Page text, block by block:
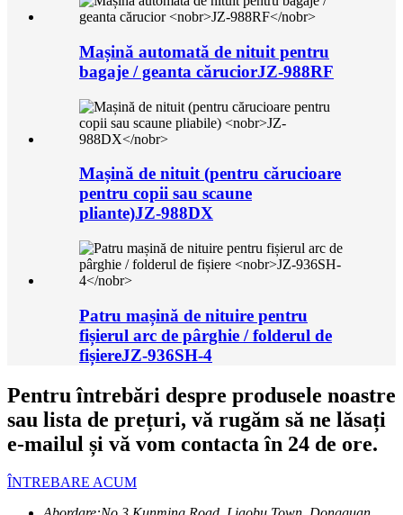
Mașină automată de nituit pentru
bagaje / geanta căruciorJZ-988RF
Mașină de nituit (pentru cărucioare
pentru copii sau scaune
pliante)JZ-988DX
Patru mașină de nituire pentru
fișierul arc de pârghie / folderul de
fișiereJZ-936SH-4
Pentru întrebări despre produsele noastre
sau lista de prețuri, vă rugăm să ne lăsați
e-mailul și vă vom contacta în 24 de ore.
ÎNTREBARE ACUM